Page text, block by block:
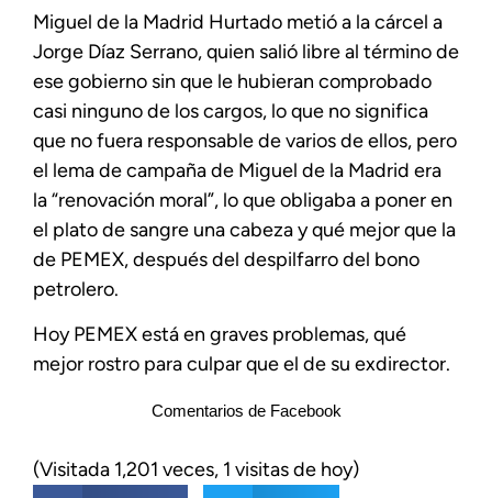
Miguel de la Madrid Hurtado metió a la cárcel a
Jorge Díaz Serrano, quien salió libre al término de
ese gobierno sin que le hubieran comprobado
casi ninguno de los cargos, lo que no significa
que no fuera responsable de varios de ellos, pero
el lema de campaña de Miguel de la Madrid era
la “renovación moral”, lo que obligaba a poner en
el plato de sangre una cabeza y qué mejor que la
de PEMEX, después del despilfarro del bono
petrolero.
Hoy PEMEX está en graves problemas, qué
mejor rostro para culpar que el de su exdirector.
Comentarios de Facebook
(Visitada 1,201 veces, 1 visitas de hoy)